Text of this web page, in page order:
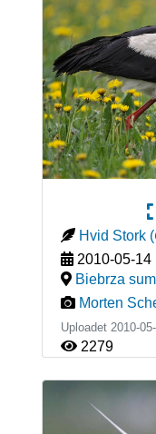
Hvid Stork (
2010-05-14
Biebrza
Morten
Uploadet 2010-
2279